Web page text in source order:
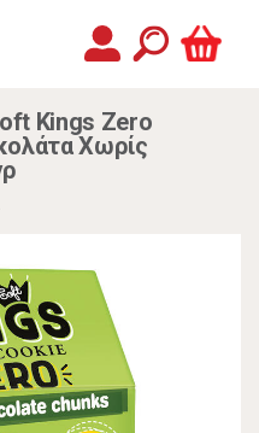
Kings Zero
Χωρίς